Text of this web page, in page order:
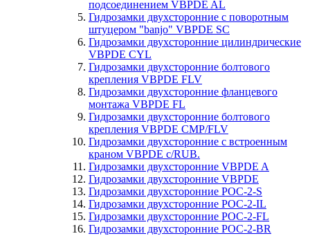
подсоединением VBPDE AL
Гидрозамки двухсторонние с поворотным
штуцером "banjo" VBPDE SC
Гидрозамки двухсторонние цилиндрические
VBPDE CYL
Гидрозамки двухсторонние болтового
крепления VBPDE FLV
Гидрозамки двухсторонние фланцевого
монтажа VBPDE FL
Гидрозамки двухсторонние болтового
крепления VBPDE CMP/FLV
Гидрозамки двухсторонние с вcтроенным
краном VBPDE c/RUB.
Гидрозамки двухсторонние VBPDE A
Гидрозамки двухсторонние VBPDE
Гидрозамки двухсторонние POC-2-S
Гидрозамки двухсторонние POC-2-IL
Гидрозамки двухсторонние POC-2-FL
Гидрозамки двухсторонние POC-2-BR